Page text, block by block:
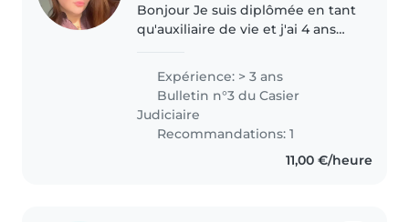
Bonjour Je suis diplômée en tant
qu'auxiliaire de vie et j'ai 4 ans
pendant un an dans une crèche ,
ce qui m'a permis..
Expérience: > 3 ans
Bulletin n°3 du Casier
Judiciaire
Recommandations: 1
11,00 €/heure